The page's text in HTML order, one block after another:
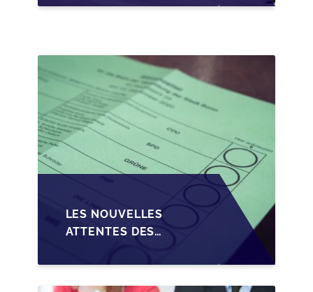
CRÉDIT SUR LA
LES NOUVELLES
ATTENTES DES
TRANSMISSION DES
PME BELGES